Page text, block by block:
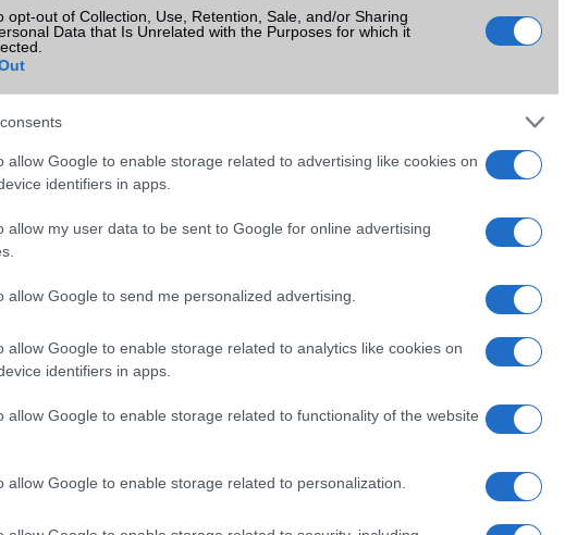
opt-out of Collection, Use, Retention, Sale, and/or Sharing
Data that Is Unrelated with the Purposes for which it
allow Google to enable storage related to advertising like cookies on
identifiers in apps.
allow my user data to be sent to Google for online advertising
allow Google to send me personalized advertising.
allow Google to enable storage related to analytics like cookies on
identifiers in apps.
allow Google to enable storage related to functionality of the website
allow Google to enable storage related to personalization.
B/T extra A2DP
Wi-Fi extra Nincs
Wi-Fi HotSpot
Blackberry Nincs
GPS aGPS (USA)
AKKUMULÁTOR